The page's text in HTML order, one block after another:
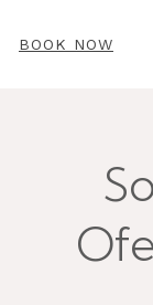
BOOK NOW